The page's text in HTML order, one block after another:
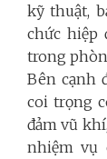
kỹ thuật,
chức hiệp
trong
Bên cạnh
coi trọng
đảm vũ
nhiệm vụ